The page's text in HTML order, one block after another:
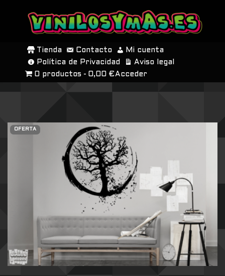
SALTAR
CONTENIDO
Tienda Contacto
Mi cuenta
Política de Privacidad
Aviso legal
0 productos
0,00 € Acceder
OFERTA